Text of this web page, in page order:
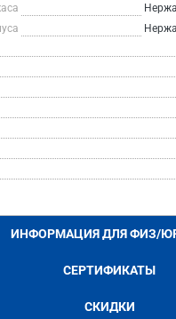
ИНФОРМАЦИЯ ДЛЯ ФИЗ/
СЕРТИФИКАТЫ
СКИДКИ